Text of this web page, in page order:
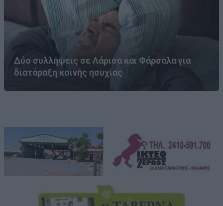
Δύο συλλήψεις σε Λάρισα και Φάρσαλα για
διατάραξη κοινής ησυχίας